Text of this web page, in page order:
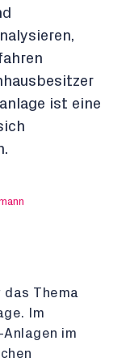
ist eine
Thema
Im
im